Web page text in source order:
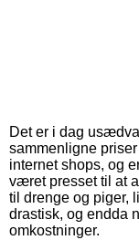
Det er i dag
sammenligne
internet shops, og
været presset til at
til drenge og piger,
drastisk, og endda
omkostninger.